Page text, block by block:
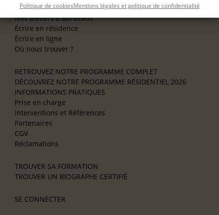
Politique de cookiesMentions légales et politique de confidentialité
Nos ateliers à Lyon
Nos ateliers à Bordeaux
Écrire en résidence
Écrire en ligne
Où nous trouver ?
RETROUVEZ NOTRE PROGRAMME COMPLET
DÉCOUVREZ NOTRE PROGRAMME RÉSIDENTIEL 2026
INFORMATIONS PRATIQUES
Prise en charge
Interventions et Références
Partenaires
CGV
Réclamations
TROUVER SA FORMATION
TROUVER UN BIOGRAPHE CERTIFIÉ
SE CONNECTER